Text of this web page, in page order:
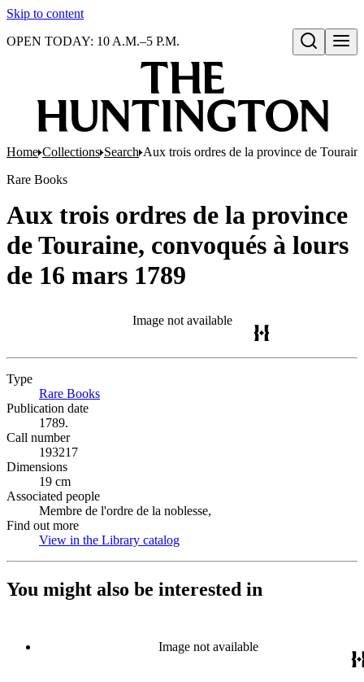
Skip to content
Open search
OPEN TODAY: 10 A.M.–5 P.M.
Home Collections Search Aux trois ordres de la province de
Rare Books
Aux trois ordres de la province
de Touraine, convoqués à lours
de 16 mars 1789
Image not available
Type
Rare Books
Publication date
1789.
Call number
193217
Dimensions
19 cm
Associated people
Membre de l'ordre de la noblesse,
Find out more
View in the Library catalog
You might also be interested in
Image not available